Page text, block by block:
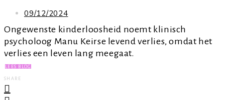
09/12/2024
Ongewenste kinderloosheid noemt klinisch
psycholoog Manu Keirse levend verlies, omdat het
verlies een leven lang meegaat.
LEES BLOG
SHARE